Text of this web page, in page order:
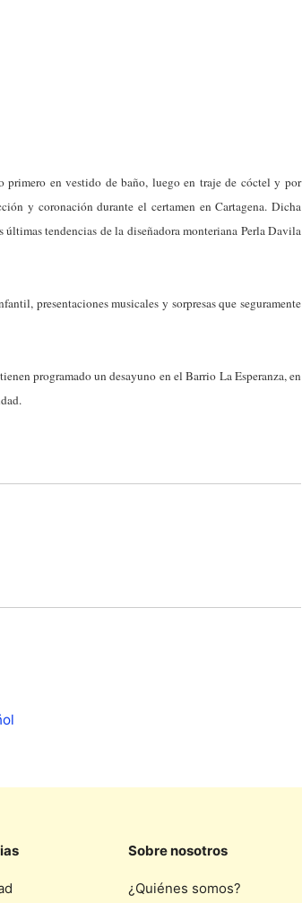
primero en vestido de baño, luego en traje de cóctel y por
y coronación durante el certamen en Cartagena. Dicha
tendencias de la diseñadora monteriana Perla Davila
presentaciones musicales y sorpresas que seguramente
programado un desayuno en el Barrio La Esperanza, en
Sobre nosotros
¿Quiénes somos?